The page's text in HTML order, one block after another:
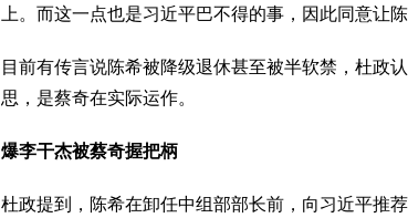
上。而这一点也是习近平巴不得的事，因此同意让陈
目前有传言说陈希被降级退休甚至被半软禁，杜政
思，是蔡奇在实际运作。
爆李干杰被蔡奇握把柄
杜政提到，陈希在卸任中组部部长前，向习近平推